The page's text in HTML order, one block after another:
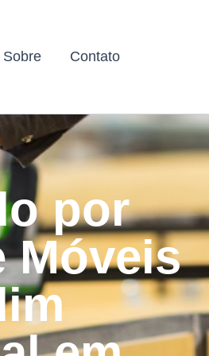
Sobre Contato
por
Móveis